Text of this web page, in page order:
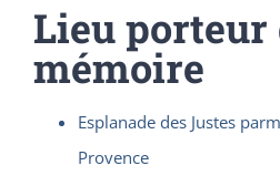
Lieu porteur
mémoire
Esplanade des Justes
Provence